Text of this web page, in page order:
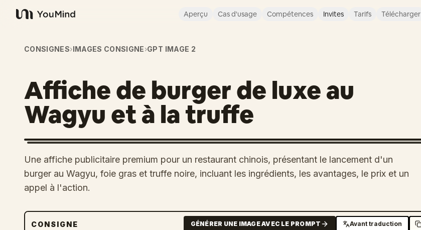
YouMind
Aperçu Cas d'usage Compétences Invites Tarifs Télécharger
CONSIGNES›IMAGES CONSIGNE›GPT IMAGE 2
Affiche de burger de luxe au
Wagyu et à la truffe
Une affiche publicitaire premium pour un restaurant chinois, présentant le lancement d'un
burger au Wagyu, foie gras et truffe noire, incluant les ingrédients, les avantages, le prix et un
appel à l'action.
CONSIGNE GÉNÉRER UNE IMAGE AVEC LE PROMPT Avant traduction